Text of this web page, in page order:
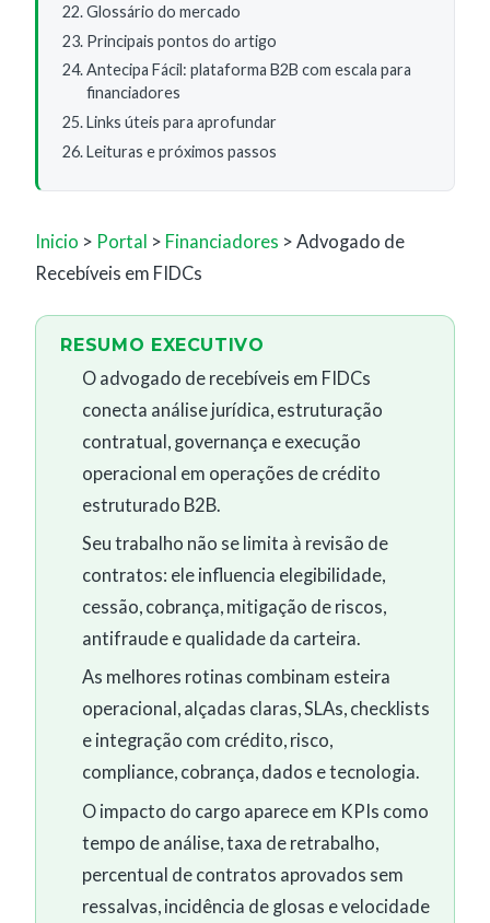
Glossário do mercado
Principais pontos do artigo
Antecipa Fácil: plataforma B2B com escala para
financiadores
Links úteis para aprofundar
Leituras e próximos passos
Inicio > Portal > Financiadores > Advogado de
Recebíveis em FIDCs
RESUMO EXECUTIVO
O advogado de recebíveis em FIDCs
conecta análise jurídica, estruturação
contratual, governança e execução
operacional em operações de crédito
estruturado B2B.
Seu trabalho não se limita à revisão de
contratos: ele influencia elegibilidade,
cessão, cobrança, mitigação de riscos,
antifraude e qualidade da carteira.
As melhores rotinas combinam esteira
operacional, alçadas claras, SLAs, checklists
e integração com crédito, risco,
compliance, cobrança, dados e tecnologia.
O impacto do cargo aparece em KPIs como
tempo de análise, taxa de retrabalho,
percentual de contratos aprovados sem
ressalvas, incidência de glosas e velocidade